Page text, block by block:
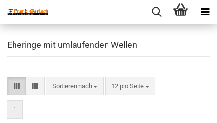
Eheringe mit umlaufenden Wellen
Sortieren nach
Sortieren nach 12 pro Seite
pro Seite
1